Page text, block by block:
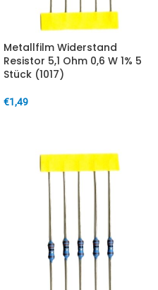
Metallfilm Widerstand
Resistor 5,1 Ohm 0,6 W 1% 5
Stück (1017)
€1,49